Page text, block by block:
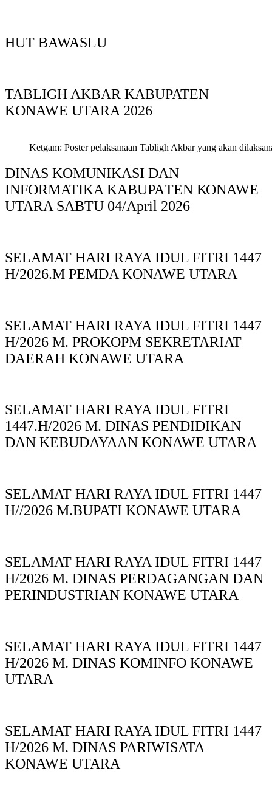
HUT BAWASLU
TABLIGH AKBAR KABUPATEN
KONAWE UTARA 2026
Ketgam: Poster pelaksanaan Tabligh Akbar yang akan
DINAS KOMUNIKASI DAN
INFORMATIKA KABUPAΤΕΝ ΚΟNAWE
UTARA SABTU 04/April 2026
SELAMAT HARI RAYA IDUL FITRI 1447
H/2026.M PEMDA KONAWE UTARA
SELAMAT HARI RAYA IDUL FITRI 1447
H/2026 M. PROKOPM SEKRETARIAT
DAERAH KONAWE UTARA
SELAMAT HARI RAYA IDUL FITRI
1447.H/2026 M. DINAS PENDIDIKAN
DAN KEBUDAYAAN KONAWE UTARA
SELAMAT HARI RAYA IDUL FITRI 1447
H//2026 M.BUPATI KONAWE UTARA
SELAMAT HARI RAYA IDUL FITRI 1447
H/2026 M. DINAS PERDAGANGAN DAN
PERINDUSTRIAN KONAWE UTARA
SELAMAT HARI RAYA IDUL FITRI 1447
H/2026 M. DINAS KOMINFO KONAWE
UTARA
SELAMAT HARI RAYA IDUL FITRI 1447
H/2026 M. DINAS PARIWISATA
KONAWE UTARA